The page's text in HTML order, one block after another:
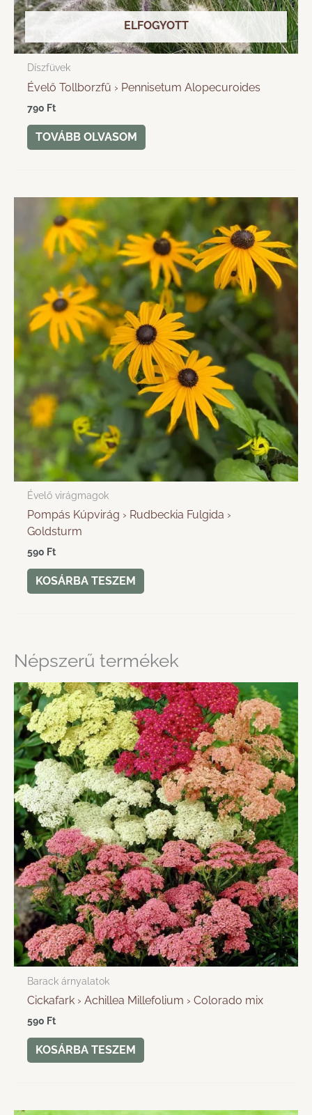
ELFOGYOTT
Díszfüvek
Évelő Tollborzfű › Pennisetum Alopecuroides
790 Ft
TOVÁBB OLVASOM
Évelő virágmagok
Pompás Kúpvirág › Rudbeckia Fulgida ›
Goldsturm
590 Ft
KOSÁRBA TESZEM
Népszerű termékek
Barack árnyalatok
Cickafark › Achillea Millefolium › Colorado mix
590 Ft
KOSÁRBA TESZEM